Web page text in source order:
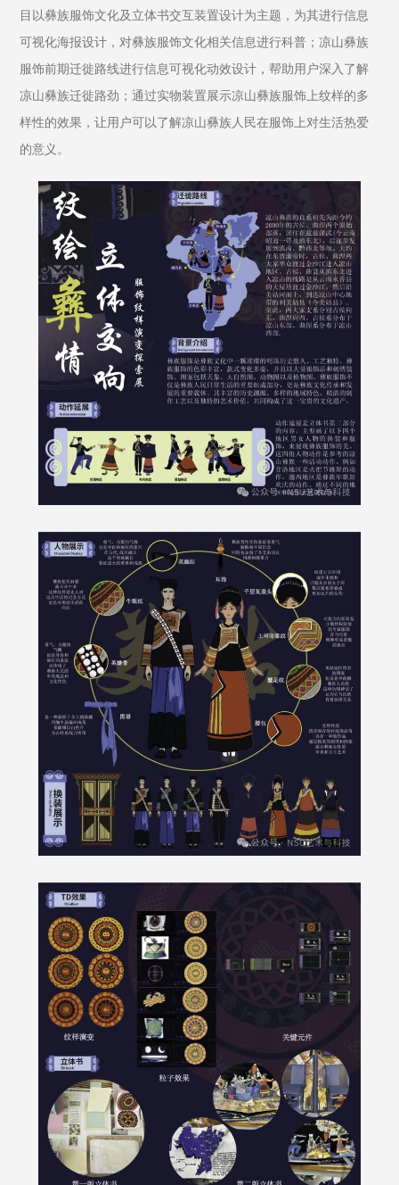
目以彝族服饰文化及立体书交互装置设计为主题，为其进行信息
可视化海报设计，对彝族服饰文化相关信息进行科普；凉山彝族
服饰前期迁徙路线进行信息可视化动效设计，帮助用户深入了解
凉山彝族迁徙路劲；通过实物装置展示凉山彝族服饰上纹样的多
样性的效果，让用户可以了解凉山彝族人民在服饰上对生活热爱
的意义。